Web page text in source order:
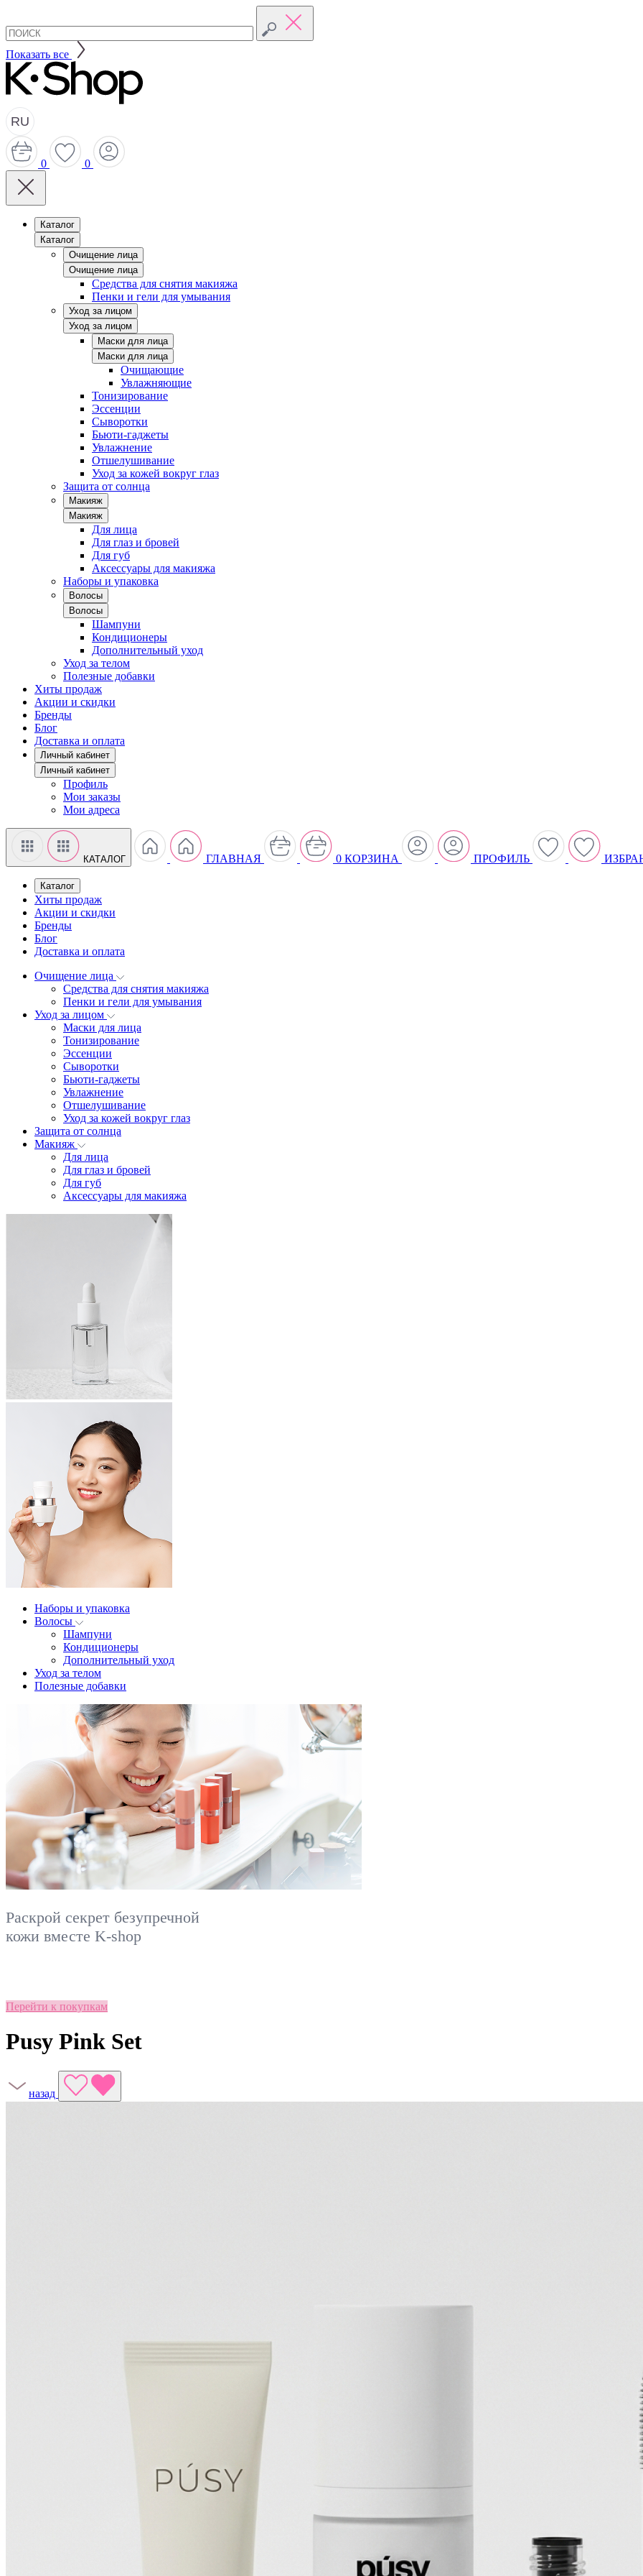
Показать все
RU
0 0
Каталог
Каталог
Очищение лица
Очищение лица
Средства для снятия макияжа
Пенки и гели для умывания
Уход за лицом
Уход за лицом
Маски для лица
Маски для лица
Очищающие
Увлажняющие
Тонизирование
Эссенции
Сыворотки
Бьюти-гаджеты
Увлажнение
Отшелушивание
Уход за кожей вокруг глаз
Защита от солнца
Макияж
Макияж
Для лица
Для глаз и бровей
Для губ
Аксессуары для макияжа
Наборы и упаковка
Волосы
Волосы
Шампуни
Кондиционеры
Дополнительный уход
Уход за телом
Полезные добавки
Хиты продаж
Акции и скидки
Бренды
Блог
Доставка и оплата
Личный кабинет
Личный кабинет
Профиль
Мои заказы
Мои адреса
КАТАЛОГ ГЛАВНАЯ 0 КОРЗИНА ПРОФИЛЬ
Каталог
Хиты продаж
Акции и скидки
Бренды
Блог
Доставка и оплата
Очищение лица
Средства для снятия макияжа
Пенки и гели для умывания
Уход за лицом
Маски для лица
Тонизирование
Эссенции
Сыворотки
Бьюти-гаджеты
Увлажнение
Отшелушивание
Уход за кожей вокруг глаз
Защита от солнца
Макияж
Для лица
Для глаз и бровей
Для губ
Аксессуары для макияжа
Наборы и упаковка
Волосы
Шампуни
Кондиционеры
Дополнительный уход
Уход за телом
Полезные добавки
Раскрой секрет безупречной
кожи вместе K-shop
Перейти к покупкам
Pusy Pink Set
назад